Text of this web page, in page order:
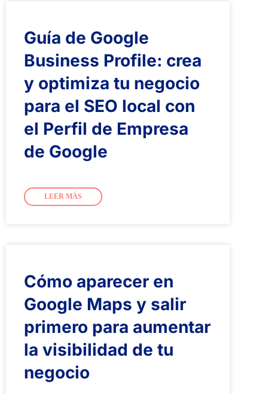
Guía de Google
Business Profile: crea
y optimiza tu negocio
para el SEO local con
el Perfil de Empresa
de Google
LEER MÁS
Cómo aparecer en
Google Maps y salir
primero para aumentar
la visibilidad de tu
negocio